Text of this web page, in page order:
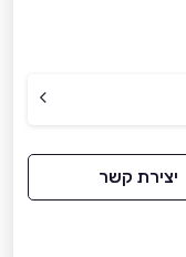
יצירת קשר